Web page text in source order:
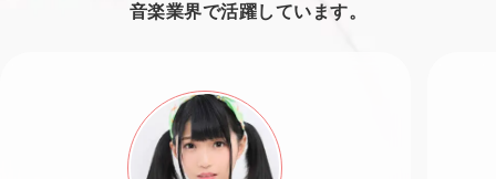
音楽業界で活躍しています。